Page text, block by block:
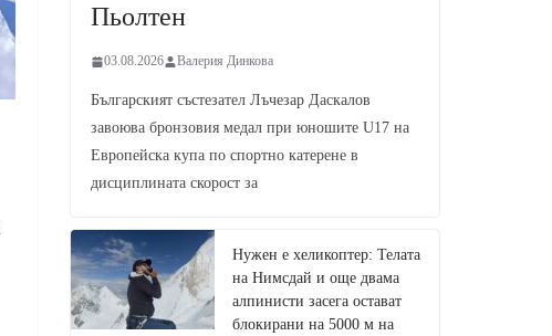
Пьолтен
03.08.2026 Валерия Динкова
Българският състезател Лъчезар Даскалов
завоюва бронзовия медал при юношите U17 на
Европейска купа по спортно катерене в
дисциплината скорост за
Нужен е хеликоптер: Телата
на Нимсдай и още двама
алпинисти засега остават
блокирани на 5000 м на